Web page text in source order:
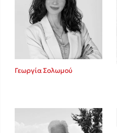
Γεωργία Σολωμού